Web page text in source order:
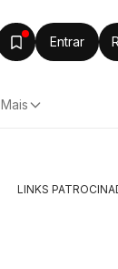
Entrar
Mais
LINKS